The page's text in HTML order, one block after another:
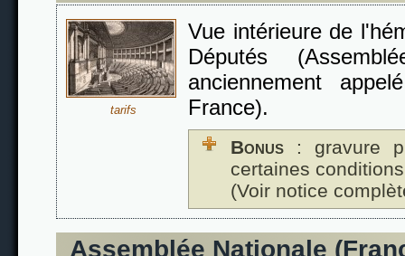
tarifs
Vue intérieure de
Députés
anciennement
France).
Bonus : gravure
certaines
(Voir notice
Assemblée Nationale